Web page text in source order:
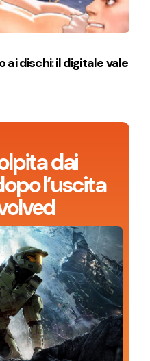
dai
l’uscita
ai dischi: il digitale vale